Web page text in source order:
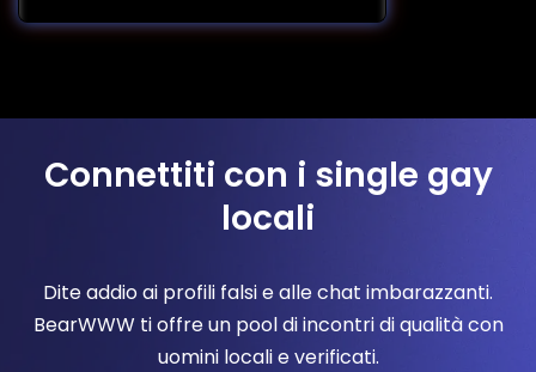
Connettiti con i single gay
locali
Dite addio ai profili falsi e alle chat imbarazzanti.
BearWWW ti offre un pool di incontri di qualità con
uomini locali e verificati.